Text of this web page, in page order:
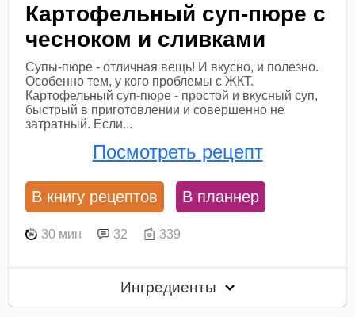
Картофельный суп-пюре с
чесноком и сливками
Супы-пюре - отличная вещь! И вкусно, и полезно.
Особенно тем, у кого проблемы с ЖКТ.
Картофельный суп-пюре - простой и вкусный суп,
быстрый в приготовлении и совершенно не
затратный. Если...
Посмотреть рецепт
В книгу рецептов В планнер
30 мин 32 339
Ингредиенты